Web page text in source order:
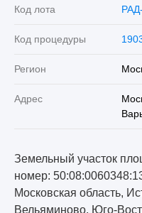
Код лота
Код процедуры
Регион
Адрес
Земельный участок
номер:
Московская область,
Вельяминово, Юго-